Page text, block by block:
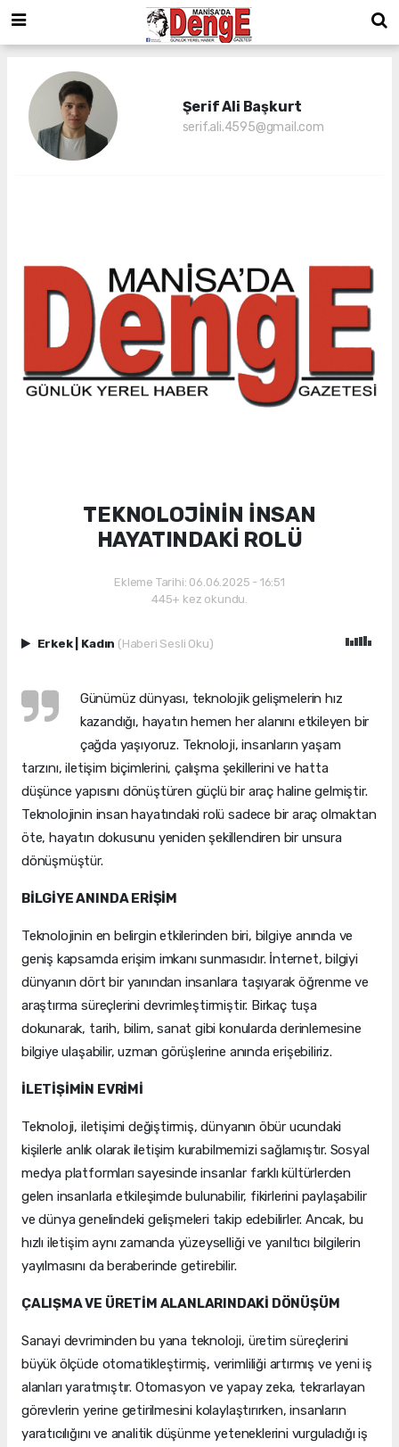
Şerif Ali Başkurt
serif.ali.4595@gmail.com
TEKNOLOJİNİN İNSAN
HAYATINDAKİ ROLÜ
Ekleme Tarihi: 06.06.2025 - 16:51
445+ kez okundu.
Erkek Kadın (Haberi Sesli Oku)
Günümüz dünyası, teknolojik gelişmelerin hız
kazandığı, hayatın hemen her alanını etkileyen bir
çağda yaşıyoruz. Teknoloji, insanların yaşam
tarzını, iletişim biçimlerini, çalışma şekillerini ve hatta
düşünce yapısını dönüştüren güçlü bir araç haline gelmiştir.
Teknolojinin insan hayatındaki rolü sadece bir araç olmaktan
öte, hayatın dokusunu yeniden şekillendiren bir unsura
dönüşmüştür.
BİLGİYE ANINDA ERİŞİM
Teknolojinin en belirgin etkilerinden biri, bilgiye anında ve
geniş kapsamda erişim imkanı sunmasıdır. İnternet, bilgiyi
dünyanın dört bir yanından insanlara taşıyarak öğrenme ve
araştırma süreçlerini devrimleştirmiştir. Birkaç tuşa
dokunarak, tarih, bilim, sanat gibi konularda derinlemesine
bilgiye ulaşabilir, uzman görüşlerine anında erişebiliriz.
İLETİŞİMİN EVRİMİ
Teknoloji, iletişimi değiştirmiş, dünyanın öbür ucundaki
kişilerle anlık olarak iletişim kurabilmemizi sağlamıştır. Sosyal
medya platformları sayesinde insanlar farklı kültürlerden
gelen insanlarla etkileşimde bulunabilir, fikirlerini paylaşabilir
ve dünya genelindeki gelişmeleri takip edebilirler. Ancak, bu
hızlı iletişim aynı zamanda yüzeyselliği ve yanıltıcı bilgilerin
yayılmasını da beraberinde getirebilir.
ÇALIŞMA VE ÜRETİM ALANLARINDAKİ DÖNÜŞÜM
Sanayi devriminden bu yana teknoloji, üretim süreçlerini
büyük ölçüde otomatikleştirmiş, verimliliği artırmış ve yeni iş
alanları yaratmıştır. Otomasyon ve yapay zeka, tekrarlayan
görevlerin yerine getirilmesini kolaylaştırırken, insanların
yaratıcılığını ve analitik düşünme yeteneklerini vurguladığı iş